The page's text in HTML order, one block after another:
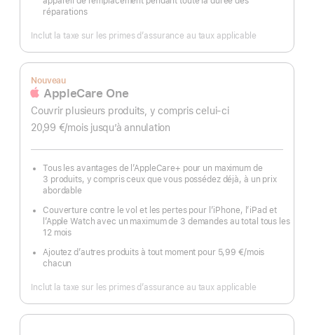
réparations
Inclut la taxe sur les primes d’assurance au taux applicable
Nouveau
AppleCare One
Couvrir plusieurs produits, y compris celui-ci
20,99 €/moispar
jusqu’à annulation
Tous les avantages de l’AppleCare+ pour un maximum de
3 produits, y compris ceux que vous possédez déjà, à un prix
abordable
Couverture contre le vol et les pertes pour l’iPhone, l’iPad et
l’Apple Watch avec un maximum de 3 demandes au total tous les
12 mois
Ajoutez d’autres produits à tout moment pour 5,99 €/mois
chacun
Inclut la taxe sur les primes d’assurance au taux applicable